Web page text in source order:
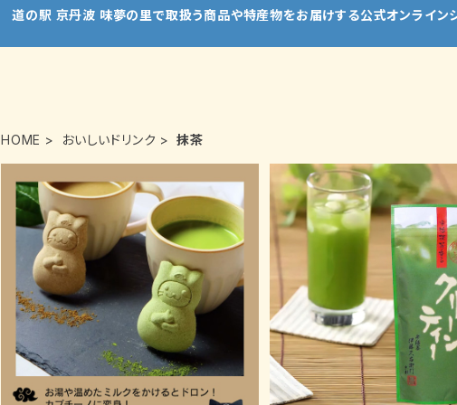
道の駅 京丹波 味夢の里で取扱う商品や特産物をお届けする公式オンライン
HOME おいしいドリンク 抹茶